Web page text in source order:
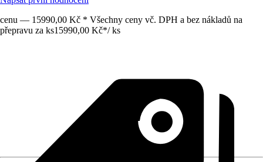
cenu — 15990,00 Kč * Všechny ceny vč. DPH a bez nákladů na
přepravu za ks15990,00 Kč*/ ks